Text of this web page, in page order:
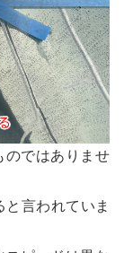
のではありませ
言われていま